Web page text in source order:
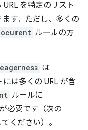
を特定のリスト
す。ただし、多くの
ルールの方
eagerness は
は多くの URL が含
ルールに
必要です（次の
ください）。